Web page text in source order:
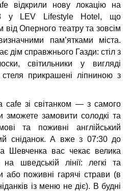
відкрили нову локацію на
у LEV Lifestyle Hotel, що
Оперного театру та зовсім
пам’ятками міста.
дім справжнього Газди: стіл з
світильники у вигляді
прикрашені ліпниною з
cafe зі світанком — з самого
зможете замовити солодкі та
та поживні англійський
сніданок. А вже з 07:30 до
Шевченка вас чекає велика
на шведській лінії: легкі та
або поживні гарячі страви (в
із меню не діє). В будні